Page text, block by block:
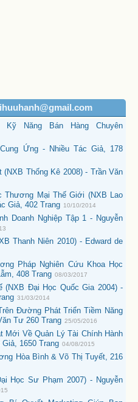
Năng Bán Hàng Chuyên
Ứng - Nhiều Tác Giả, 178
(NXB Thống Kê 2008) - Trần Văn
Thương Mại Thế Giới (NXB Lao
Giả, 402 Trang 10/10/2014
Doanh Nghiệp Tập 1 - Nguyễn
Thanh Niên 2010) - Edward de
Pháp Nghiên Cứu Khoa Học
408 Trang 08/03/2017
(NXB Đại Học Quốc Gia 2004) -
31/03/2014
Đường Phát Triển Tiềm Năng
Tư 260 Trang 25/05/2016
Mới Về Quản Lý Tài Chính Hành
1650 Trang 04/08/2015
Hòa Bình & Võ Thị Tuyết, 216
Học Sư Phạm 2007) - Nguyễn